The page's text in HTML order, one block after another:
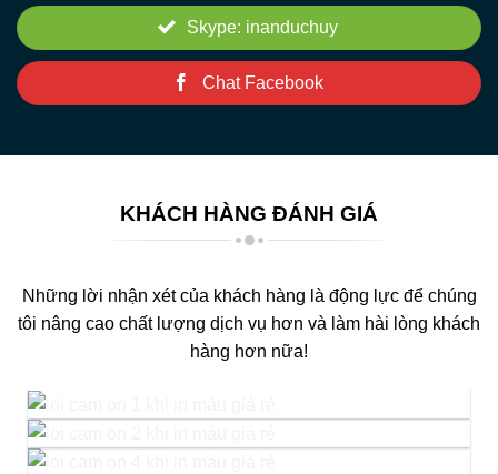
Skype: inanduchuy
Chat Facebook
KHÁCH HÀNG ĐÁNH GIÁ
Những lời nhận xét của khách hàng là động lực để chúng
tôi nâng cao chất lượng dịch vụ hơn và làm hài lòng khách
hàng hơn nữa!